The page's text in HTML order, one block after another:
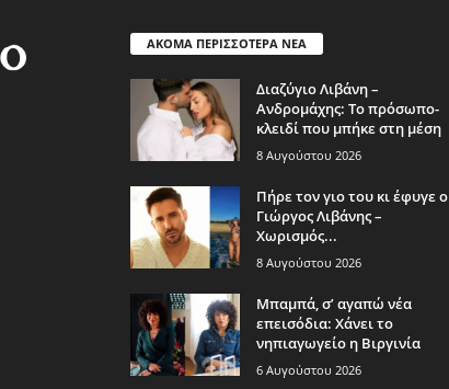
ΑΚΟΜΑ ΠΕΡΙΣΣΟΤΕΡΑ ΝΕΑ
Διαζύγιο Λιβάνη –
Ανδρομάχης: Το πρόσωπο-
κλειδί που μπήκε στη μέση
8 Αυγούστου 2026
Πήρε τον γιο του κι έφυγε ο
Γιώργος Λιβάνης –
Χωρισμός...
8 Αυγούστου 2026
Μπαμπά, σ’ αγαπώ νέα
επεισόδια: Χάνει το
νηπιαγωγείο η Βιργινία
6 Αυγούστου 2026